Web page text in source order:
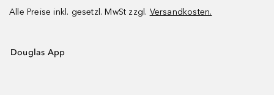
Alle Preise inkl. gesetzl. MwSt zzgl. Versandkosten.
Douglas App